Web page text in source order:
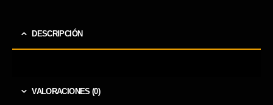
DESCRIPCIÓN
VALORACIONES (0)